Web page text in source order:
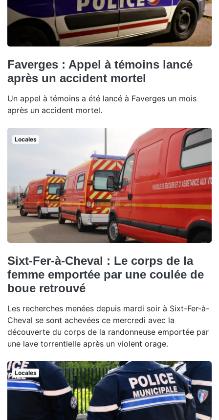
Faverges : Appel à témoins lancé
après un accident mortel
Un appel à témoins a été lancé à Faverges un mois
après un accident mortel.
Locales
Sixt-Fer-à-Cheval : Le corps de la
femme emportée par une coulée de
boue retrouvé
Les recherches menées depuis mardi soir à Sixt-Fer-à-
Cheval se sont achevées ce mercredi avec la
découverte du corps de la randonneuse emportée par
une lave torrentielle après un violent orage.
Locales